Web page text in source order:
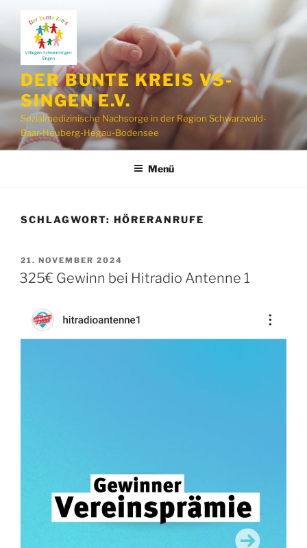
springen
DER BUNTE KREIS VS-
SINGEN E.V.
Sozialmedizinische Nachsorge in der Region Schwarzwald-
Baar-Heuberg-Hegau-Bodensee
Menü
SCHLAGWORT: HÖRERANRUFE
VERÖFFENTLICHT
AM
21. NOVEMBER 2024
325€ Gewinn bei Hitradio Antenne 1